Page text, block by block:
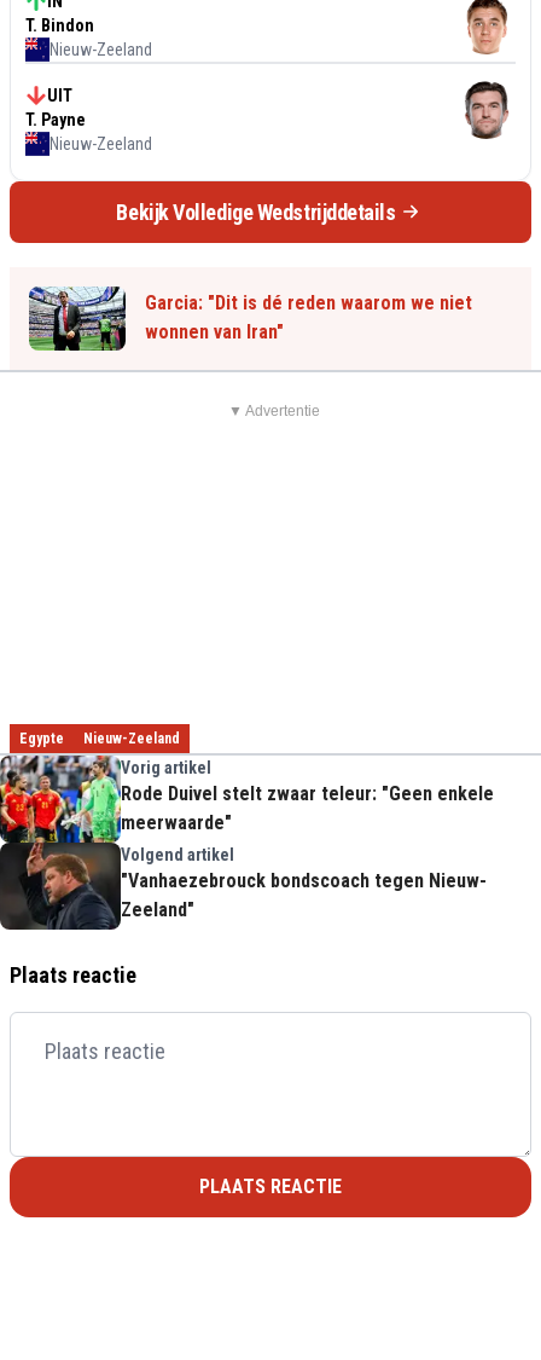
T. Bindon
Nieuw-Zeeland
UIT
T. Payne
Nieuw-Zeeland
Bekijk Volledige Wedstrijddetails
Garcia: "Dit is dé reden waarom we niet
wonnen van Iran"
▼ Advertentie
Egypte Nieuw-Zeeland
Vorig artikel
Rode Duivel stelt zwaar teleur: "Geen enkele
meerwaarde"
Volgend artikel
"Vanhaezebrouck bondscoach tegen Nieuw-
Zeeland"
Plaats reactie
PLAATS REACTIE